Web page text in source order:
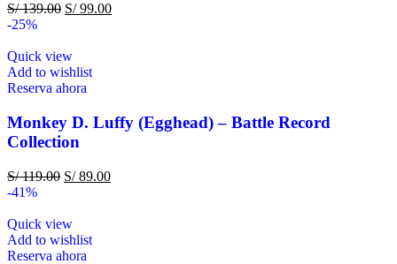
S/139.00 S/99.00
-25%
Quick view
Add to wishlist
Reserva ahora
Monkey D. Luffy (Egghead) – Battle Record
Collection
S/119.00 S/89.00
-41%
Quick view
Add to wishlist
Reserva ahora